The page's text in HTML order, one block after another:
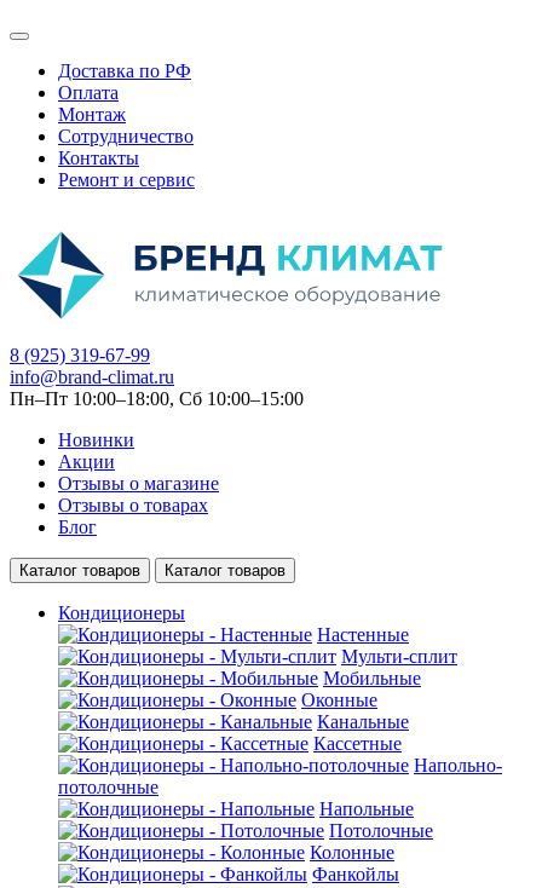
Доставка по РФ
Оплата
Монтаж
Сотрудничество
Контакты
Ремонт и сервис
8 (925) 319-67-99
info@brand-climat.ru
Пн–Пт 10:00–18:00, Сб 10:00–15:00
Новинки
Акции
Отзывы о магазине
Отзывы о товарах
Блог
Каталог товаров Каталог товаров
Кондиционеры
Настенные
Мульти-сплит
Мобильные
Оконные
Канальные
Кассетные
Напольно-
потолочные
Напольные
Потолочные
Колонные
Фанкойлы